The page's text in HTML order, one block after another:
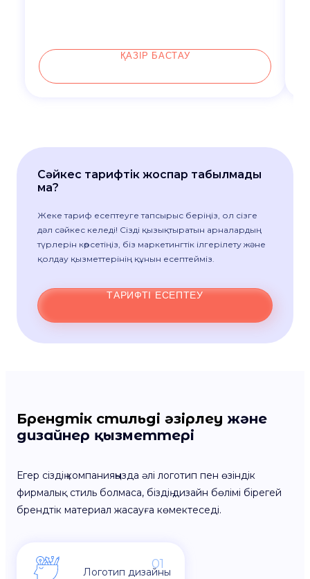
ҚАЗІР БАСТАУ
Сәйкес тарифтік жоспар табылмады
ма?
Жеке тариф есептеуге тапсырыс беріңіз, ол сізге
дәл сәйкес келеді! Сізді қызықтыратын арналардың
түрлерін көрсетіңіз, біз маркетингтік ілгерілету және
қолдау қызметтерінің құнын есептейміз.
ТАРИФТІ ЕСЕПТЕУ
Брендтік стильді әзірлеу және
дизайнер қызметтері
Егер сіздің компанияңызда әлі логотип пен өзіндік
фирмалық стиль болмаса, біздің дизайн бөлімі бірегей
брендтік материал жасауға көмектеседі.
01
Логотип дизайны